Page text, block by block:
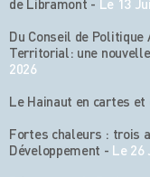
Du Conseil de
Territorial: une
2026
Le Hainaut en cartes
Fortes chaleurs : trois
Développement - Le 26